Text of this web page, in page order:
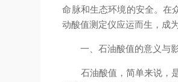
命脉和生态环境的安全。在
动酸值测定仪应运而生，成
一、石油酸值的意义与
石油酸值，简单来说，是